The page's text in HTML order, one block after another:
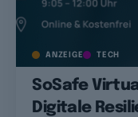
ANZEIGE TECH
SoSafe
Digitale